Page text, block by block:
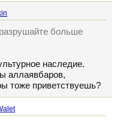
больше
наследие.
аллаявбаров,
тоже приветствуешь?